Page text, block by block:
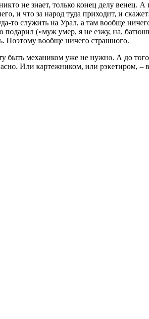
не знает, только конец делу
и что за народ туда приходит, и
то служить на Урал, а там вообще
(«муж умер, я не езжу, на,
Поэтому вообще ничего страшного.
механиком уже не нужно. А до
Или картежником, или рэкетиром, –